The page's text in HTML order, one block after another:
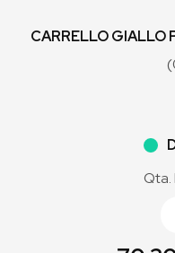
CARRELLO
Qta.